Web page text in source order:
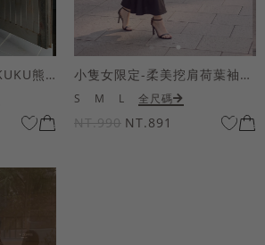
HOOLOOLOO聯名-KUKU熊蝴蝶結短袖上衣 小隻女限定-柔美挖肩荷葉袖魚尾長洋裝
S M L 全尺碼
NT.990 NT.891